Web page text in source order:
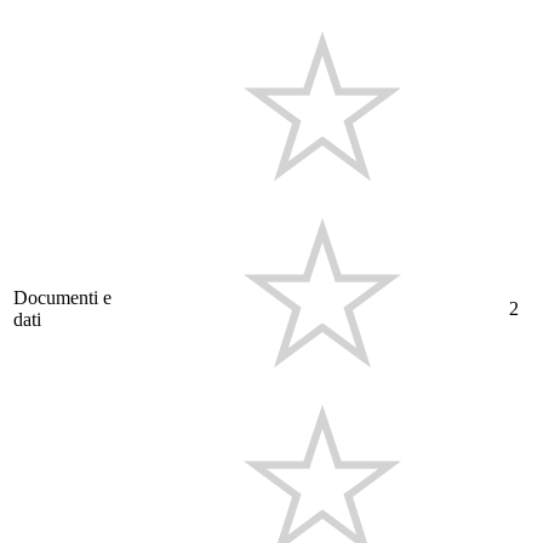
Documenti e
dati
2